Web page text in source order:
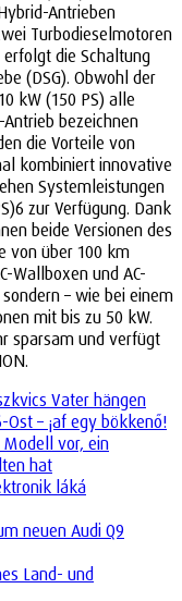
Antrieben
Turbodieselmotoren
die Schaltung
(DSG). Obwohl der
kW (150 PS) alle
bezeichnen
die Vorteile von
kombiniert innovative
Systemleistungen
zur Verfügung. Dank
beide Versionen des
von über 100 km
Wallboxen und AC-
– wie bei einem
mit bis zu 50 kW.
sparsam und verfügt
Vater hängen
Ost – ¡af egy bökkenő!
vor, ein
hat
láká
neuen Audi Q9
Land- und